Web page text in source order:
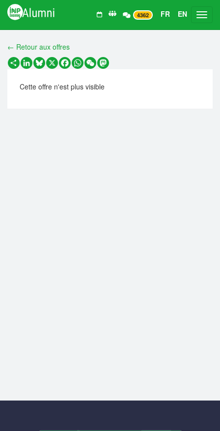
4362 FR EN
← Retour aux offres
PartagerLinkedIn
Bluesky
X Facebook
WhatsApp
WeChatMastodon
Cette offre n'est plus visible